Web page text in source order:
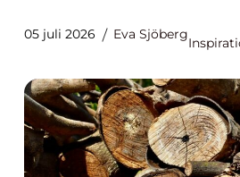
05 juli 2026 Eva Sjöberg